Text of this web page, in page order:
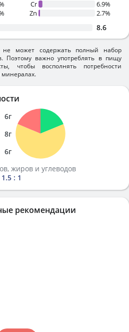
Cr
6.9%
Zn
2.7%
8.6
не может содержать полный набор
Поэтому важно употреблять в пищу
чтобы восполнять потребности
6г
8г
6г
жиров и углеводов
: 1
рекомендации